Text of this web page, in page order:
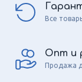
Все
Опт и
Продажа